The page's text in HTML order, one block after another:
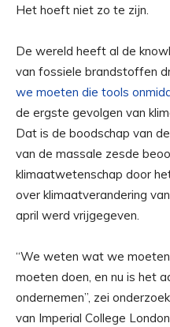
Het hoeft niet zo te zijn.
De wereld heeft al de
van fossiele brandstoffen
we moeten die tools
de ergste gevolgen van
Dat is de boodschap van
van de massale zesde
klimaatwetenschap door
over klimaatverandering
april werd vrijgegeven.
“We weten wat we
moeten doen, en nu is het
ondernemen”, zei
van Imperial College